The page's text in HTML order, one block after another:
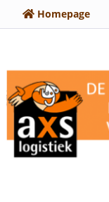
Homepage